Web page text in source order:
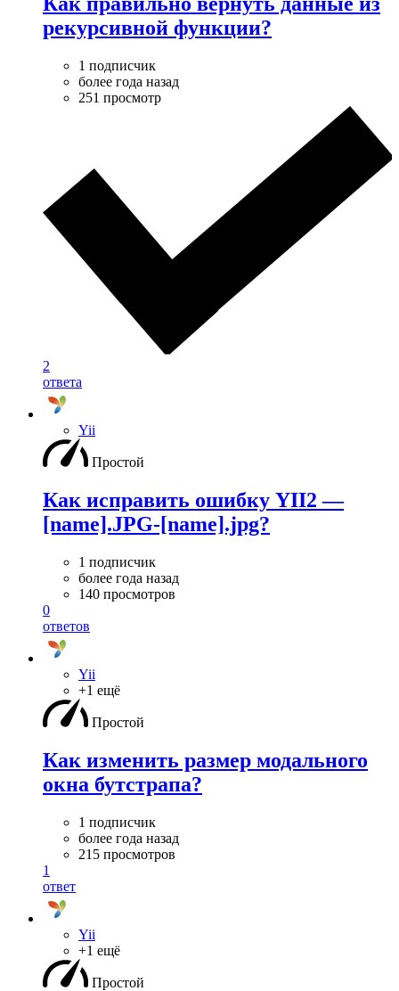
рекурсивной функции?
1 подписчик
более года назад
251 просмотр
2
ответа
Yii
Простой
Как исправить ошибку YII2 —
[name].JPG-[name].jpg?
1 подписчик
более года назад
140 просмотров
0
ответов
Yii
+1 ещё
Простой
Как изменить размер модального
окна бутстрапа?
1 подписчик
более года назад
215 просмотров
1
ответ
Yii
+1 ещё
Простой